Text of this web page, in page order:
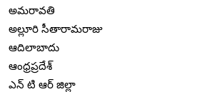
అమరావతి
అల్లూరి సీతారామరాజు
ఆదిలాబాదు
ఆంధ్రప్రదేశ్
ఎన్ టి ఆర్ జిల్లా